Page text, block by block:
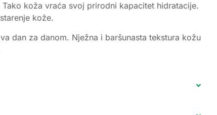
koža vraća svoj prirodni kapacitet hidratacije.
kože.
dan za danom. Nježna i baršunasta tekstura kožu